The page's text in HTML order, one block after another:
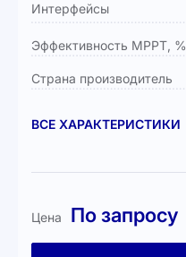
Интерфейсы
Эффективность MPPT, %
Страна производитель
ВСЕ ХАРАКТЕРИСТИКИ
Цена По запросу